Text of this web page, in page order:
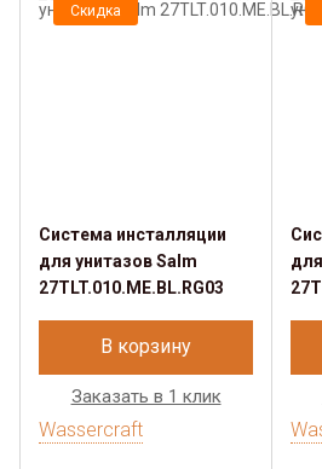
Скидка
Система инсталляции
для унитазов Salm
27TLT.010.ME.BL.RG03
В корзину
Заказать в 1 клик
Wassercraft